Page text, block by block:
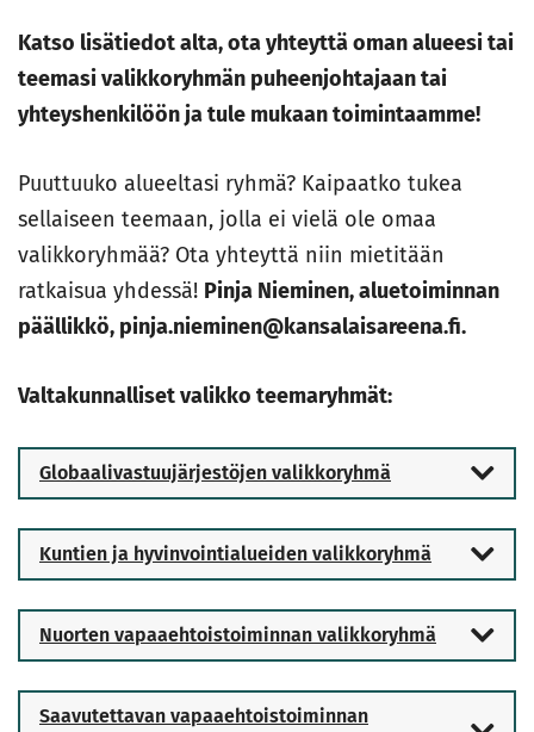
Katso lisätiedot alta, ota yhteyttä oman alueesi tai
teemasi valikkoryhmän puheenjohtajaan tai
yhteyshenkilöön ja tule mukaan toimintaamme!
Puuttuuko alueeltasi ryhmä? Kaipaatko tukea
sellaiseen teemaan, jolla ei vielä ole omaa
valikkoryhmää? Ota yhteyttä niin mietitään
ratkaisua yhdessä! Pinja Nieminen,aluetoiminnan
päällikkö, pinja.nieminen@kansalaisareena.fi.
Valtakunnalliset valikko teemaryhmät:
Globaalivastuujärjestöjen valikkoryhmä
Kuntien ja hyvinvointialueiden valikkoryhmä
Nuorten vapaaehtoistoiminnan valikkoryhmä
Saavutettavan vapaaehtoistoiminnan